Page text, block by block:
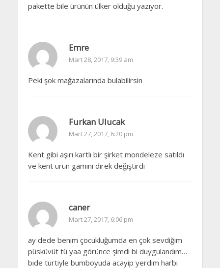
pakette bile ürünün ülker olduğu yazıyor.
Emre
Mart 28, 2017, 9:39 am
Peki şok mağazalarında bulabilirsin
Furkan Ulucak
Mart 27, 2017, 6:20 pm
Kent gibi aşırı kartlı bir şirket mondeleze satıldı
ve kent ürün gamını direk değiştirdi
caner
Mart 27, 2017, 6:06 pm
ay dede benim çocukluğumda en çok sevdiğim
püsküvüt tü yaa görünce şimdi bi duygulandım…
bide turtiyle bumboyuda acayip yerdim harbi